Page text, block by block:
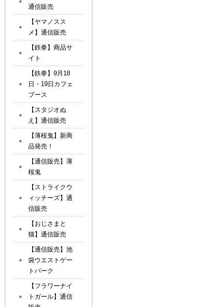
通信販売
【ヤマノスス
メ】通信販売
【鉄拳】商品サ
イト
【鉄拳】9月18
日・19日カフェ
ブース
【スタジオぬ
え】通信販売
【薄桜鬼】新商
品発売！
【通信販売】薄
桜鬼
【ストライクウ
ィッチーズ】通
信販売
【おじさまと
猫】通信販売
【通信販売】池
袋ウエストゲー
トパーク
【フラワーナイ
トガール】通信